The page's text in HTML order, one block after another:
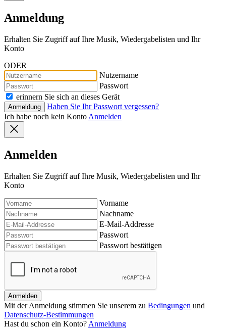
Anmeldung
Erhalten Sie Zugriff auf Ihre Musik, Wiedergabelisten und Ihr
Konto
ODER
Nutzername
Passwort
erinnern Sie sich an dieses Gerät
Anmeldung
Haben Sie Ihr Passwort vergessen?
Ich habe noch kein Konto Anmelden
Anmelden
Erhalten Sie Zugriff auf Ihre Musik, Wiedergabelisten und Ihr
Konto
Vorname
Nachname
E-Mail-Addresse
Passwort
Passwort bestätigen
Anmelden
Mit der Anmeldung stimmen Sie unserem zu Bedingungen und
Datenschutz-Bestimmungen
Hast du schon ein Konto? Anmeldung